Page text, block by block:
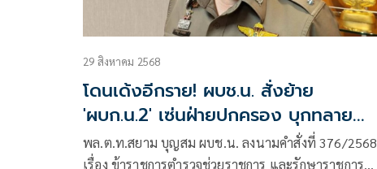
29 สิงหาคม 2568
โดนเด้งอีกราย! ผบช.น. สั่งย้าย
'ผบก.น.2' เซ่นฝ่ายปกครอง บุกทลาย
บ่อนดอนเมือง
พล.ต.ท.สยาม บุญสม ผบช.น. ลงนามคำสั่งที่ 376/2568
เรื่อง ข้าราชการตำรวจช่วยราชการ และรักษาราชการ